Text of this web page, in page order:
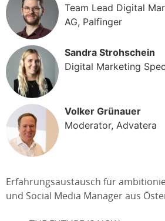
Team Lead Digital
AG, Palfinger
Sandra Strohschein
Digital Marketing
Volker Grünauer
Moderator, Advatera
Erfahrungsaustausch für
und Social Media Manager aus